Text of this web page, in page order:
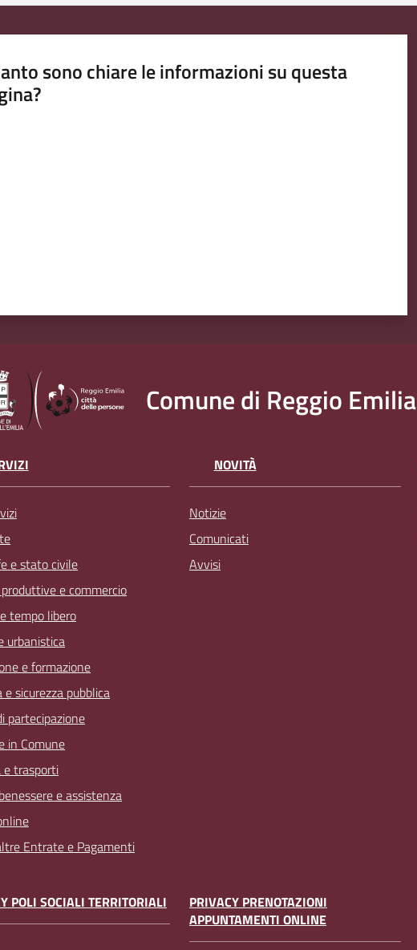
sono chiare le informazioni su questa
Comune di Reggio Emilia
e stato civile
e commercio
tempo libero
urbanistica
e formazione
e sicurezza pubblica
partecipazione
in Comune
e trasporti
e assistenza
Entrate e Pagamenti
NOVITÀ
Notizie
Comunicati
Avvisi
POLI SOCIALI TERRITORIALI
PRIVACY PRENOTAZIONI
APPUNTAMENTI ONLINE